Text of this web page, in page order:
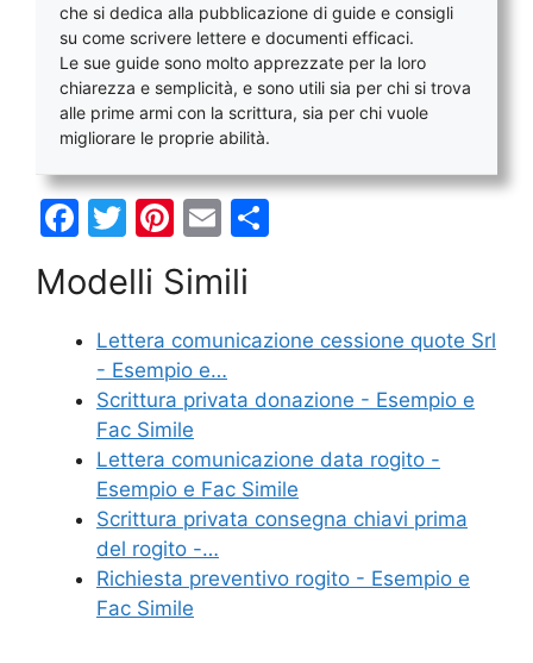
che si dedica alla pubblicazione di guide e consigli
su come scrivere lettere e documenti efficaci.
Le sue guide sono molto apprezzate per la loro
chiarezza e semplicità, e sono utili sia per chi si trova
alle prime armi con la scrittura, sia per chi vuole
migliorare le proprie abilità.
F
c
e
b
o
o
k
T
itt
er
Pi
er
e
st
E
ai
l
di
di
Modelli Simili
Lettera comunicazione cessione quote Srl
- Esempio e…
Scrittura privata donazione - Esempio e
Fac Simile
Lettera comunicazione data rogito -
Esempio e Fac Simile
Scrittura privata consegna chiavi prima
del rogito -…
Richiesta preventivo rogito - Esempio e
Fac Simile